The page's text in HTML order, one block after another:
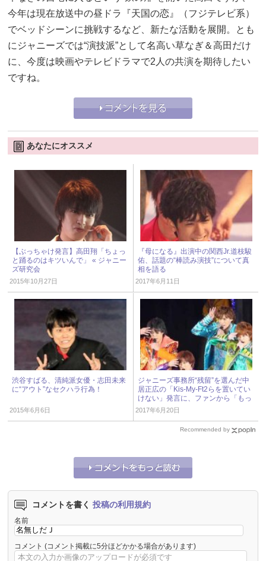
今年は現在放送中の昼ドラ『天国の恋』（フジテレビ系）
でベッドシーンに挑戦するなど、新たな活動を展開。とも
にジャニーズでは“演技派”として名高い草なぎ＆高田だけ
に、今度は映画やテレビドラマで2人の共演を期待したい
ですね。
あなたにオススメ
【ぶっちゃけ発言】高田翔「ちょっ
と踊るのはキツいんで」 « ジャニー
ズ研究会
2015年10月27日
『母になる』出演中の関西Jr.道枝駿
佑、話題の“棒読み演技”について真
相を語る
2017年6月11日
渋谷すばる、清純派女優・志田未来
に“アウト”なセクハラ行為！
2015年6月6日
ジャニーズ事務所“残留”を選んだ中
居正広の「Kis-My-Ft2らを置いてい
けない」発言に、ファンから「もっ
としっかりして」と厳しい声
2017年6月20日
Recommended by
コメントを書く 投稿の利用規約
名前
コメント (コメント掲載に5分ほどかかる場合があります)